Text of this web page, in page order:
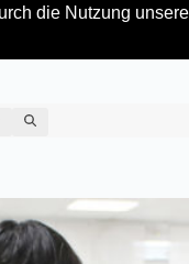
die Nutzung